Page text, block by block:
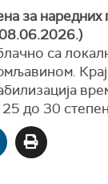
за наредних
са
до 30